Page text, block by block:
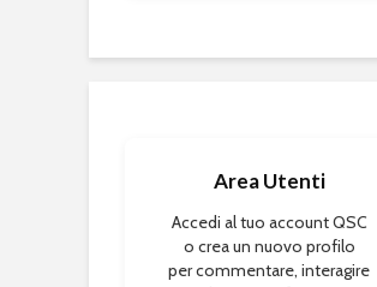
Area Utenti
Accedi al tuo account QSC
o crea un nuovo profilo
per commentare, interagire